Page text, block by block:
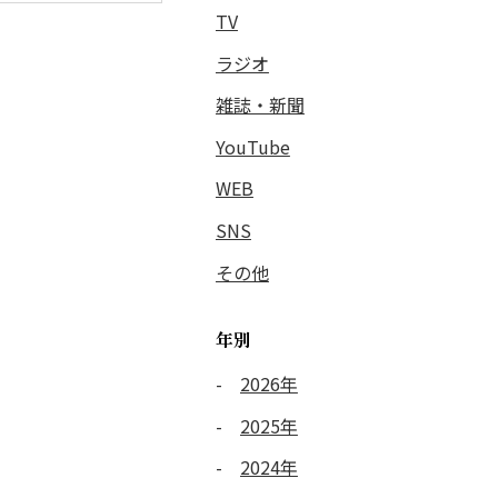
TV
ラジオ
雑誌・新聞
YouTube
WEB
SNS
その他
年別
2026年
2025年
2024年